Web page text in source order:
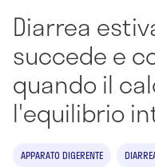
Diarrea
succede e
quando il
l'equilibrio
APPARATO DIGERENTE